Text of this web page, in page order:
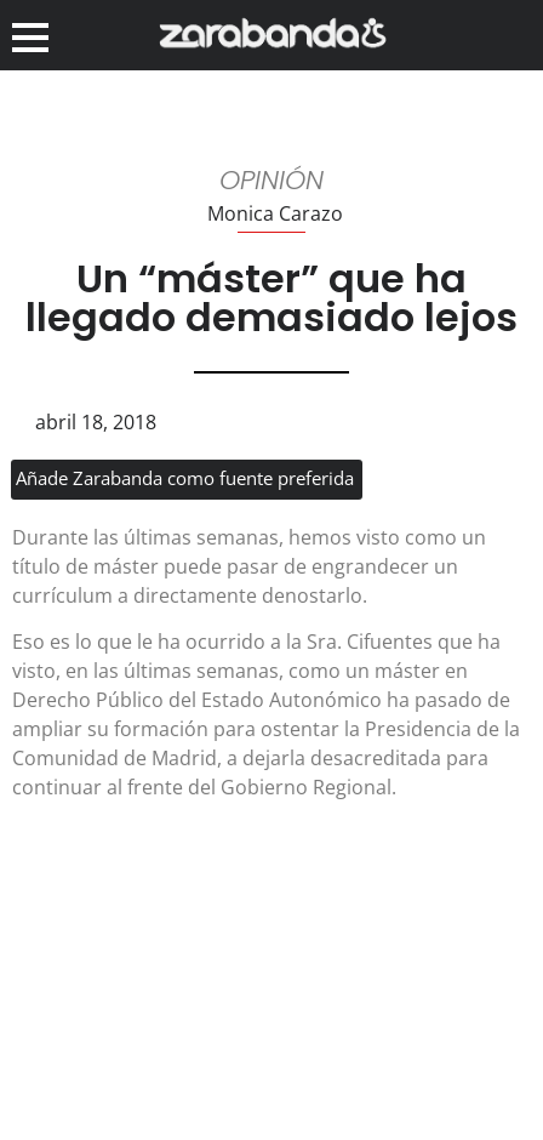
OPINIÓN
Monica Carazo
Un “máster” que ha
llegado demasiado lejos
abril 18, 2018
Añade Zarabanda como fuente preferida
Durante las últimas semanas, hemos visto como un
título de máster puede pasar de engrandecer un
currículum a directamente denostarlo.
Eso es lo que le ha ocurrido a la Sra. Cifuentes que ha
visto, en las últimas semanas, como un máster en
Derecho Público del Estado Autonómico ha pasado de
ampliar su formación para ostentar la Presidencia de la
Comunidad de Madrid, a dejarla desacreditada para
continuar al frente del Gobierno Regional.